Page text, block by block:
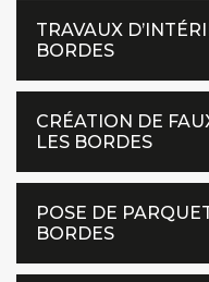
TRAVAUX
BORDES
CRÉATION DE
LES BORDES
POSE DE
BORDES